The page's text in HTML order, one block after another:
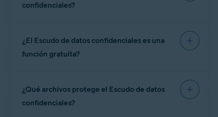
confidenciales?
una capa adicional de protección para tus
documentos confidenciales frente al software
contienen información personal que, de revelarse,
puede poner en riesgo tu seguridad y tu identidad.
¿El Escudo de datos confidenciales es una
función gratuita?
disponible en la versión de pago de Avast One.
¿Qué archivos protege el Escudo de datos
confidenciales?